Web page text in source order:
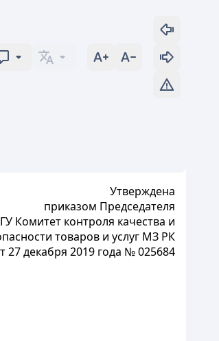
Утверждена
приказом Председателя
Комитет контроля качества и
товаров и услуг МЗ РК
27 декабря 2019 года № 025684